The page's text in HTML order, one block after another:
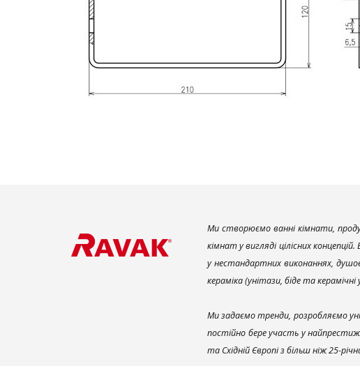
Ми створюємо ванні кімнати,
кімнат у вигляді цілісних
у нестандартних виконаннях,
кераміка (унітази, біде та
Ми задаємо тренди, розробляємо
постійно бере участь у
та Східній Європі з більш ніж 25-